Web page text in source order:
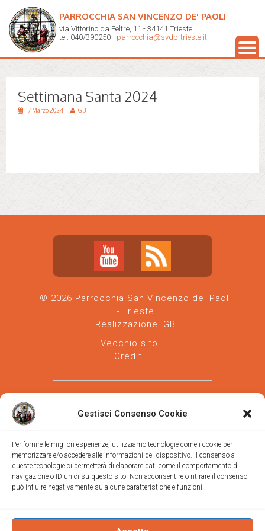
Gestisci Consenso Cookie
Per fornire le migliori esperienze, utilizziamo tecnologie come i cookie per
memorizzare e/o accedere alle informazioni del dispositivo. Il consenso a
queste tecnologie ci permetterà di elaborare dati come il comportamento di
navigazione o ID unici su questo sito. Non acconsentire o ritirare il consenso
può influire negativamente su alcune caratteristiche e funzioni.
PARROCCHIA SAN VINCENZO DE' PAOLI
via Vittorino da Feltre, 11 - 34141 Trieste
tel. 040/390250 - parrocchia@svdp-trieste.it
Settimana Santa 2024
17 Marzo 2024 GB
© 2026 Parrocchia San Vincenzo de' Paoli
- Trieste
Realizzazione: GB
Vecchio sito
Crediti
Parrocchia san Vincenzo de' Paoli-Diocesi
di Trieste
via Vittorino da Feltre, 11 (chiesa)
Trieste